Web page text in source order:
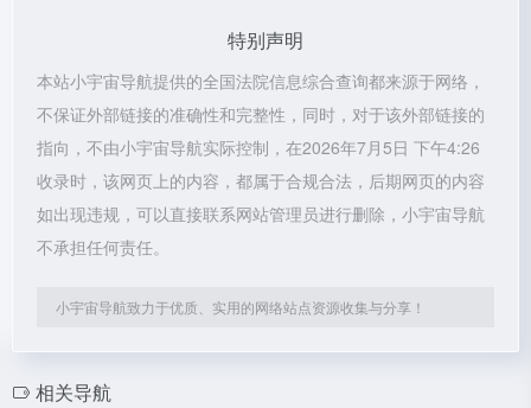
特别声明
本站小宇宙导航提供的全国法院信息综合查询都来源于网络，
不保证外部链接的准确性和完整性，同时，对于该外部链接的
指向，不由小宇宙导航实际控制，在2026年7月5日 下午4:26
收录时，该网页上的内容，都属于合规合法，后期网页的内容
如出现违规，可以直接联系网站管理员进行删除，小宇宙导航
不承担任何责任。
小宇宙导航致力于优质、实用的网络站点资源收集与分享！
相关导航